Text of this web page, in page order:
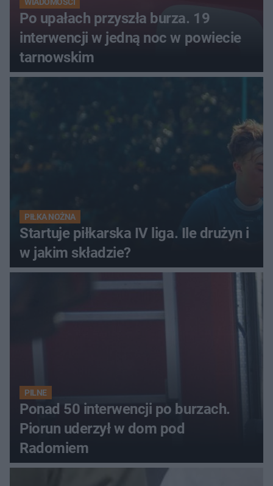
Po upałach przyszła burza. 19
interwencji w jedną noc w powiecie
tarnowskim
PIŁKA NOŻNA
Startuje piłkarska IV liga. Ile drużyn i
w jakim składzie?
PILNE
Ponad 50 interwencji po burzach.
Piorun uderzył w dom pod
Radomiem